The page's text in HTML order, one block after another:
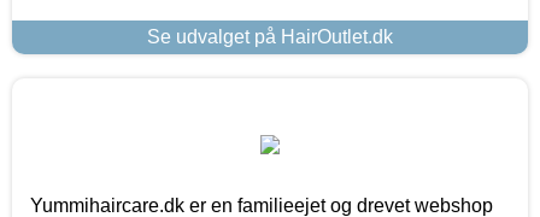
Se udvalget på HairOutlet.dk
Yummihaircare.dk er en familieejet og drevet webshop